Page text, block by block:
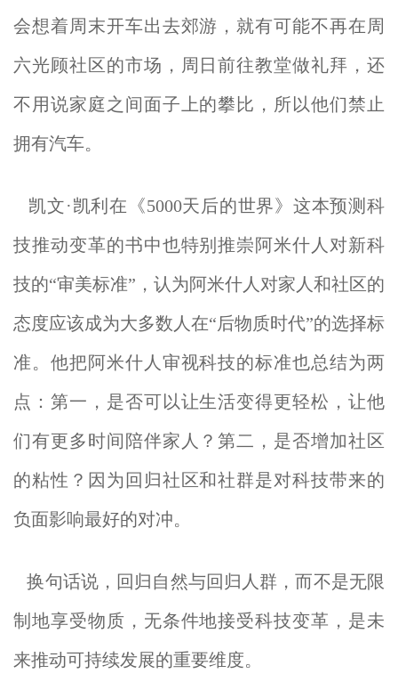
会想着周末开车出去郊游，就有可能不再在周
六光顾社区的市场，周日前往教堂做礼拜，还
不用说家庭之间面子上的攀比，所以他们禁止
拥有汽车。
凯文·凯利在《5000天后的世界》这本预测科
技推动变革的书中也特别推崇阿米什人对新科
技的“审美标准”，认为阿米什人对家人和社区的
态度应该成为大多数人在“后物质时代”的选择标
准。他把阿米什人审视科技的标准也总结为两
点：第一，是否可以让生活变得更轻松，让他
们有更多时间陪伴家人？第二，是否增加社区
的粘性？因为回归社区和社群是对科技带来的
负面影响最好的对冲。
换句话说，回归自然与回归人群，而不是无限
制地享受物质，无条件地接受科技变革，是未
来推动可持续发展的重要维度。